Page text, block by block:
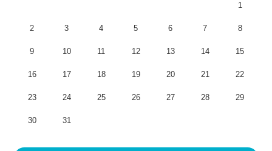
1
2 3 4 5 6 7 8
9 10 11 12 13 14 15
16 17 18 19 20 21 22
23 24 25 26 27 28 29
30 31